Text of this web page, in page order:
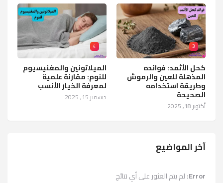
3
كحل الأثمد: فوائده
المذهلة للعين والرموش
وطريقة استخدامه
الصحيحة
أكتوبر 18, 2025
4
الميلاتونين والمغنيسيوم
للنوم: مقارنة علمية
لمعرفة الخيار الأنسب
ديسمبر 15, 2025
آخر المواضيع
Error: لم يتم العثور على أي نتائج